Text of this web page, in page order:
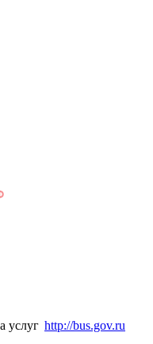
http://bus.gov.ru